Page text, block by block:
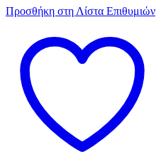
Προσθήκη στη Λίστα Επιθυμιών